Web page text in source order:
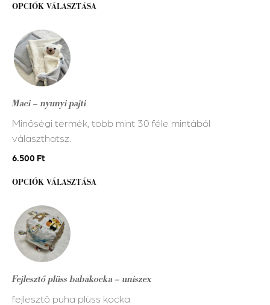
OPCIÓK VÁLASZTÁSA
választhatók
Maci – nyunyi pajti
Minőségi termék, több mint 30 féle mintából
választhatsz.
6.500 Ft
OPCIÓK VÁLASZTÁSA
Ennek
a
terméknek
több
van.
A
változatok
a
választhatók
Fejlesztő plüss babakocka – uniszex
fejlesztő puha plüss kocka